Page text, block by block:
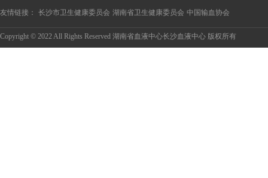
友情链接： 长沙市卫生健康委员会 湖南省卫生健康委员会 中国输血协会
Copyright © 2022 All Rights Reserved 湖南省血液中心长沙血液中心 版权所有